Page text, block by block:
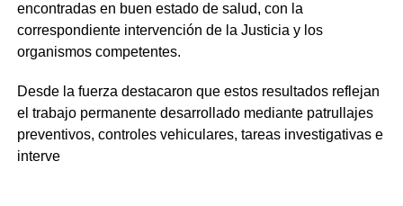
encontradas en buen estado de salud, con la
correspondiente intervención de la Justicia y los
organismos competentes.
Desde la fuerza destacaron que estos resultados reflejan
el trabajo permanente desarrollado mediante patrullajes
preventivos, controles vehiculares, tareas investigativas e
interve